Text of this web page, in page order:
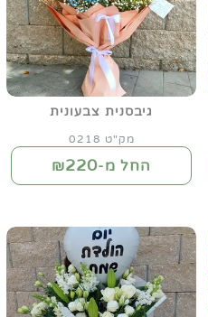
גיבסנית צבעונית
מק"ט 0218
החל מ-₪220